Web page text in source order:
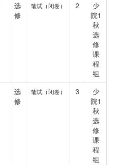
选
修
笔试（闭卷） 2
少
院1
秋
选
修
课
程
组
选
修
笔试（闭卷） 3
少
院1
秋
选
修
课
程
组